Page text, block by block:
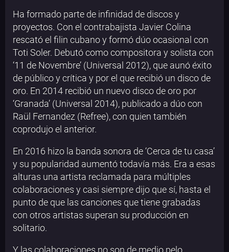
Ha formado parte de infinidad de discos y
proyectos. Con el contrabajista Javier Colina
rescató el filin cubano y formó dúo ocasional con
Toti Soler. Debutó como compositora y solista con
‘11 de Novembre’ (Universal 2012), que aunó éxito
de público y crítica y por el que recibió un disco de
oro. En 2014 recibió un nuevo disco de oro por
‘Granada’ (Universal 2014), publicado a dúo con
Raül Fernandez (Refree), con quien también
coprodujo el anterior.
En 2016 hizo la banda sonora de ‘Cerca de tu casa’
y su popularidad aumentó todavía más. Era a esas
alturas una artista reclamada para múltiples
colaboraciones y casi siempre dijo que sí, hasta el
punto de que las canciones que tiene grabadas
con otros artistas superan su producción en
solitario.